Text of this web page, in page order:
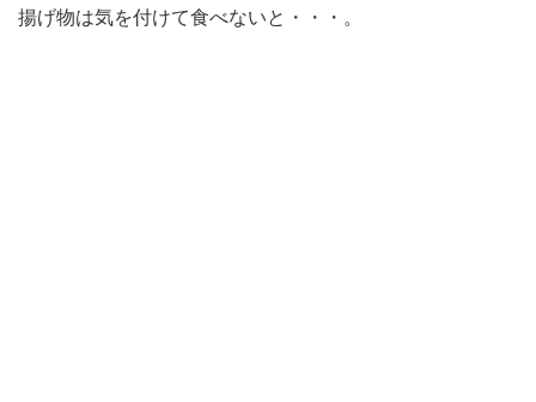
揚げ物は気を付けて食べないと・・・。